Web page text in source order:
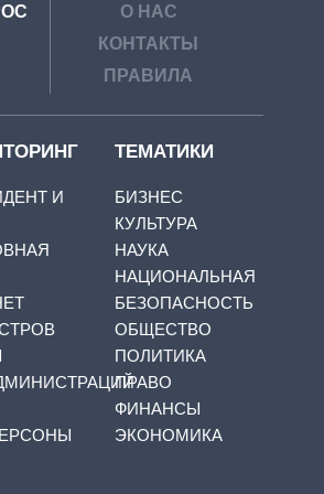
О НАС
КОНТАКТЫ
ПРАВИЛА
И
ТЕМАТИКИ
БИЗНЕС
КУЛЬТУРА
НАУКА
НАЦИОНАЛЬНАЯ
БЕЗОПАСНОСТЬ
ОБЩЕСТВО
ПОЛИТИКА
ПРАВО
ФИНАНСЫ
ЭКОНОМИКА